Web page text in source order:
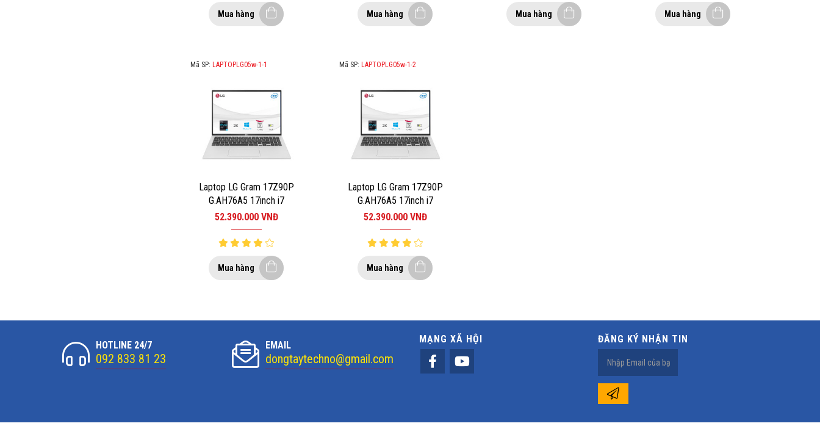
Mua hàng Mua hàng Mua hàng Mua hàng
Mã SP: LAPTOPLG05w-1-1
Laptop LG Gram 17Z90P
G.AH76A5 17inch i7
1165G7/RAM 16GB/SSD
512GB/WIN10/SILVER 2
52.390.000 VNĐ
Mua hàng
Mã SP: LAPTOPLG05w-1-2
Laptop LG Gram 17Z90P
G.AH76A5 17inch i7
1165G7/RAM 16GB/SSD
512GB/WIN10/SILVER 3
52.390.000 VNĐ
Mua hàng
HOTLINE 24/7
092 833 81 23
EMAIL
dongtaytechno@gmail.com
MẠNG XÃ HỘI ĐĂNG KÝ NHẬN TIN